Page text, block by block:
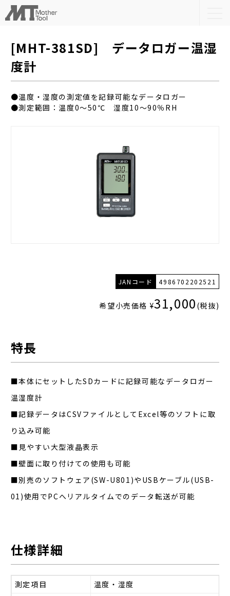
[MHT-381SD] データロガー温湿
度計
●温度・湿度の測定値を記録可能なデータロガー
●測定範囲：温度0～50℃ 湿度10～90％RH
JANコード 4986702202521
希望小売価格 ¥31,000 (税抜)
特長
■本体にセットしたSDカードに記録可能なデータロガー
温湿度計
■記録データはCSVファイルとしてExcel等のソフトに取
り込み可能
■見やすい大型液晶表示
■壁面に取り付けての使用も可能
■別売のソフトウェア(SW-U801)やUSBケーブル(USB-
01)使用でPCへリアルタイムでのデータ転送が可能
仕様詳細
測定項目
温度・湿度